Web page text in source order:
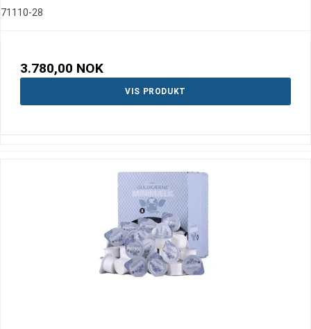
71110-28
3.780,00 NOK
VIS PRODUKT